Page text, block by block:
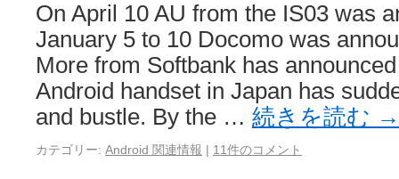
On April 10 AU from the IS03 was
January 5 to 10 Docomo was
More from Softbank has
Android handset in Japan has
and bustle. By the … 続きを読む →
カテゴリー: Android 関連情報 | 11件のコメント